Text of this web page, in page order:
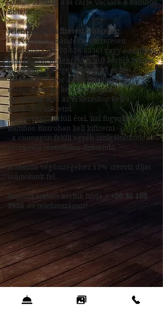
- 19:00-21:00-ig a la carte vacsora a Bamboo
Bistroban.
Jelentkezési és fizetési feltételek:
- a részvételi szándékot előzetesen
telefonon (+3670 626 6336) vagy e.mailben
(sales@zengardenresort.hu) kérjük jelezni,
legkésőbb a megelőző nap 17 óráig
- megérkezéskor a Zen Garden Resort
recepcióján be kell jelentkezni
- a csomag árát az érkezéskor kell a
recepción kifizetni
- a csomagon felüli étel, ital fogyasztást a
Bamboo Bistroban kell kifizetni
- a csomagon felüli egyéb szolgáltatások a
recepción távozáskor fizetendő
A számla végösszegéhez 13% szerviz díjat
számolunk fel.
Regisztrációért kérjük hívja a +36 30 180
3950 -es telefonszámot!
Zen Garden Resort Kft.